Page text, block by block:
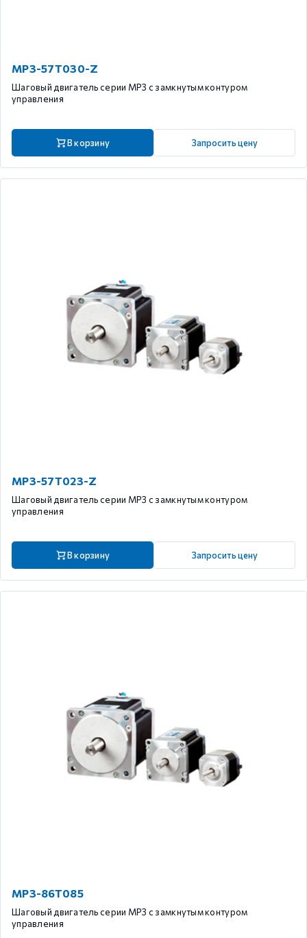
MP3-57T030-Z
Шаговый двигатель серии MP3 с замкнутым контуром
управления
В корзину Запросить цену
MP3-57T023-Z
Шаговый двигатель серии MP3 с замкнутым контуром
управления
В корзину Запросить цену
MP3-86T085
Шаговый двигатель серии MP3 с замкнутым контуром
управления